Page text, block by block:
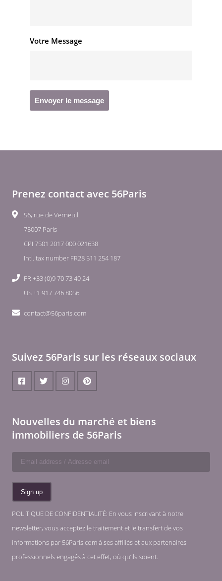
Votre Message
Prenez contact avec 56Paris
56, rue de Verneuil
75007 Paris
CPI 7501 2017 000 021638
Intl. tax number FR28 511 254 187
FR +33 (0)9 70 73 49 24
US +1 917 746 8056
contact@56paris.com
Suivez 56Paris sur les réseaux sociaux
Nouvelles du marché et biens
immobiliers de 56Paris
POLITIQUE DE CONFIDENTIALITÉ: En vous inscrivant à notre
newsletter, vous acceptez le traitement et le transfert de vos
informations par 56Paris.com à ses affiliés et aux partenaires
professionnels engagés à cet effet, où qu’ils soient.